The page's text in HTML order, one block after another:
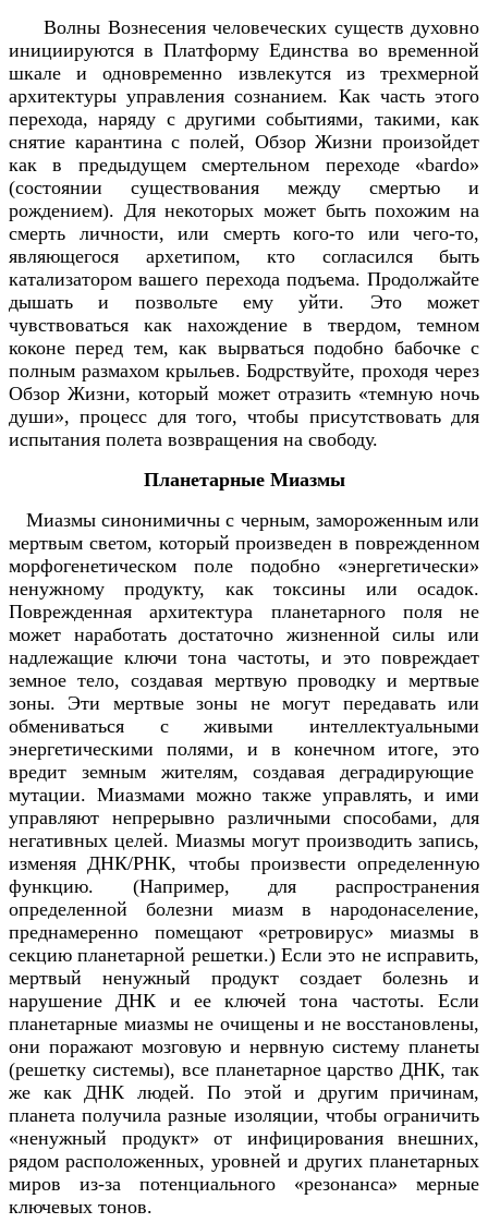
Волны Вознесения человеческих существ духовно
инициируются в Платформу Единства во временной
шкале и одновременно извлекутся из трехмерной
архитектуры управления сознанием. Как часть этого
перехода, наряду с другими событиями, такими, как
снятие карантина с полей, Обзор Жизни произойдет
как в предыдущем смертельном переходе «bardo»
(состоянии существования между смертью и
рождением). Для некоторых может быть похожим на
смерть личности, или смерть кого-то или чего-то,
являющегося архетипом, кто согласился быть
катализатором вашего перехода подъема. Продолжайте
дышать и позвольте ему уйти. Это может
чувствоваться как нахождение в твердом, темном
коконе перед тем, как вырваться подобно бабочке с
полным размахом крыльев. Бодрствуйте, проходя через
Обзор Жизни, который может отразить «темную ночь
души», процесс для того, чтобы присутствовать для
испытания полета возвращения на свободу.
Планетарные Миазмы
Миазмы синонимичны с черным, замороженным или
мертвым светом, который произведен в поврежденном
морфогенетическом поле подобно «энергетически»
ненужному продукту, как токсины или осадок.
Поврежденная архитектура планетарного поля не
может наработать достаточно жизненной силы или
надлежащие ключи тона частоты, и это повреждает
земное тело, создавая мертвую проводку и мертвые
зоны. Эти мертвые зоны не могут передавать или
обмениваться с живыми интеллектуальными
энергетическими полями, и в конечном итоге, это
вредит земным жителям, создавая деградирующие
мутации. Миазмами можно также управлять, и ими
управляют непрерывно различными способами, для
негативных целей. Миазмы могут производить запись,
изменяя ДНК/РНК, чтобы произвести определенную
функцию. (Например, для распространения
определенной болезни миазм в народонаселение,
преднамеренно помещают «ретровирус» миазмы в
секцию планетарной решетки.) Если это не исправить,
мертвый ненужный продукт создает болезнь и
нарушение ДНК и ее ключей тона частоты. Если
планетарные миазмы не очищены и не восстановлены,
они поражают мозговую и нервную систему планеты
(решетку системы), все планетарное царство ДНК, так
же как ДНК людей. По этой и другим причинам,
планета получила разные изоляции, чтобы ограничить
«ненужный продукт» от инфицирования внешних,
рядом расположенных, уровней и других планетарных
миров из-за потенциального «резонанса» мерные
ключевых тонов.